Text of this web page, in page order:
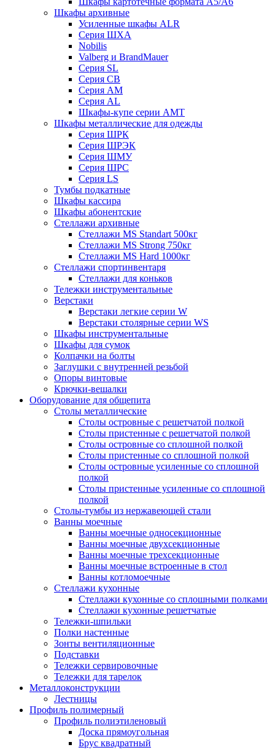
Шкафы архивные
Усиленные шкафы ALR
Серия ШХА
Nobilis
Valberg и BrandMauer
Cерия SL
Серия СВ
Серия АМ
Серия AL
Шкафы-купе серии AMT
Шкафы металлические для одежды
Серия ШРК
Серия ШРЭК
Серия ШМУ
Серия ШРС
Серия LS
Тумбы подкатные
Шкафы кассира
Шкафы абонентские
Стеллажи архивные
Стеллажи MS Standart 500кг
Стеллажи MS Strong 750кг
Стеллажи MS Hard 1000кг
Стеллажи спортинвентаря
Стеллажи для коньков
Тележки инструментальные
Верстаки
Верстаки легкие серии W
Верстаки столярные серии WS
Шкафы инструментальные
Шкафы для сумок
Колпачки на болты
Заглушки с внутренней резьбой
Опоры винтовые
Крючки-вешалки
Оборудование для общепита
Столы металлические
Столы островные с решетчатой полкой
Столы пристенные с решетчатой полкой
Столы островные со сплошной полкой
Столы пристенные со сплошной полкой
Столы островные усиленные со сплошной
полкой
Столы пристенные усиленные со сплошной
полкой
Столы-тумбы из нержавеющей стали
Ванны моечные
Ванны моечные односекционные
Ванны моечные двухсекционные
Ванны моечные трехсекционные
Ванны моечные встроенные в стол
Ванны котломоечные
Стеллажи кухонные
Стеллажи кухонные со сплошными полками
Стеллажи кухонные решетчатые
Тележки-шпильки
Полки настенные
Зонты вентиляционные
Подставки
Тележки сервировочные
Тележки для тарелок
Металлоконструкции
Лестницы
Профиль полимерный
Профиль полиэтиленовый
Доска прямоугольная
Брус квадратный